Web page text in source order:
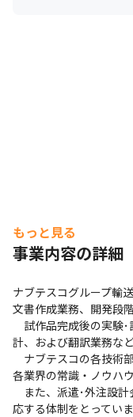
もっと見る
事業内容の詳細
ナブテスコグループ輸
文書作成業務、開発段
試作品完成後の実験･
計、および翻訳業務な
ナブテスコの各技術
各業界の常識・ノウハウ
また、派遣･外注設計
応する体制をとっていま